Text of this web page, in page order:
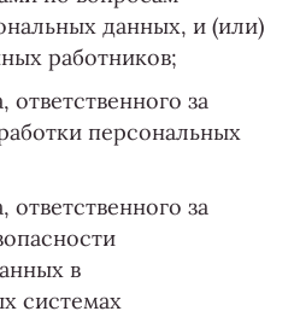
данных, и (или)
работников;
ответственного за
персональных
ответственного за
в
системах